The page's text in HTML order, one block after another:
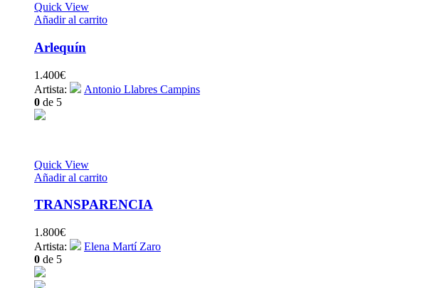
Quick View
Añadir al carrito
Arlequín
1.400€
Artista:
Antonio Llabres Campins
0 de 5
Quick View
Añadir al carrito
TRANSPARENCIA
1.800€
Artista:
Elena Martí Zaro
0 de 5